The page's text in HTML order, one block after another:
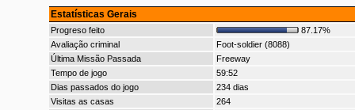
Estatísticas Gerais
Progreso feito
87.17%
Avaliação criminal
Foot-soldier (8088)
Última Missão Passada
Freeway
Tempo de jogo
59:52
Dias passados do jogo
234 dias
Visitas as casas
264